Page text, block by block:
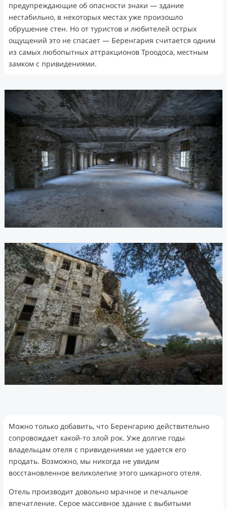
предупреждающие об опасности знаки — здание
нестабильно, в некоторых местах уже произошло
обрушение стен. Но от туристов и любителей острых
ощущений это не спасает — Беренгария считается одним
из самых любопытных аттракционов Троодоса, местным
замком с привидениями.
Можно только добавить, что Беренгарию действительно
сопровождает какой-то злой рок. Уже долгие годы
владельцам отеля с привидениями не удается его
продать. Возможно, мы никогда не увидим
восстановленное великолепие этого шикарного отеля.
Отель производит довольно мрачное и печальное
впечатление. Серое массивное здание с выбитыми